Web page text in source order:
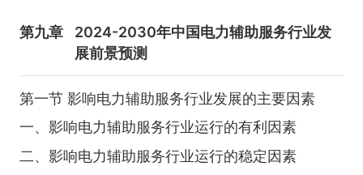
第九章
2024-2030年中国电力辅助服务行业发
展前景预测
第一节 影响电力辅助服务行业发展的主要因素
一、影响电力辅助服务行业运行的有利因素
二、影响电力辅助服务行业运行的稳定因素